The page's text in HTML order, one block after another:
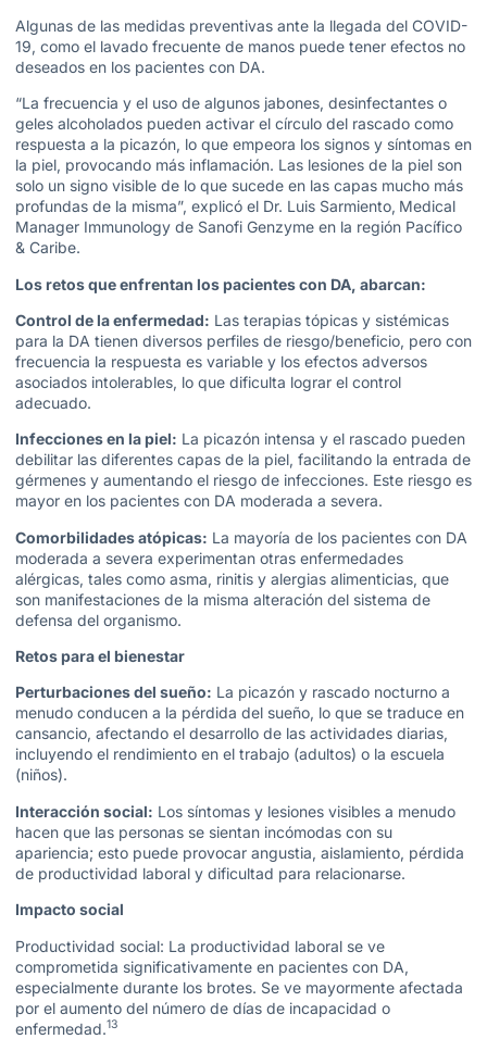
Algunas de las medidas preventivas ante la llegada del COVID-
19, como el lavado frecuente de manos puede tener efectos no
deseados en los pacientes con DA.
“La frecuencia y el uso de algunos jabones, desinfectantes o
geles alcoholados pueden activar el círculo del rascado como
respuesta a la picazón, lo que empeora los signos y síntomas en
la piel, provocando más inflamación. Las lesiones de la piel son
solo un signo visible de lo que sucede en las capas mucho más
profundas de la misma”, explicó el Dr. Luis Sarmiento, Medical
Manager Immunology de Sanofi Genzyme en la región Pacífico
& Caribe.
Los retos que enfrentan los pacientes con DA, abarcan:
Control de la enfermedad: Las terapias tópicas y sistémicas
para la DA tienen diversos perfiles de riesgo/beneficio, pero con
frecuencia la respuesta es variable y los efectos adversos
asociados intolerables, lo que dificulta lograr el control
adecuado.
Infecciones en la piel: La picazón intensa y el rascado pueden
debilitar las diferentes capas de la piel, facilitando la entrada de
gérmenes y aumentando el riesgo de infecciones. Este riesgo es
mayor en los pacientes con DA moderada a severa.
Comorbilidades atópicas: La mayoría de los pacientes con DA
moderada a severa experimentan otras enfermedades
alérgicas, tales como asma, rinitis y alergias alimenticias, que
son manifestaciones de la misma alteración del sistema de
defensa del organismo.
Retos para el bienestar
Perturbaciones del sueño: La picazón y rascado nocturno a
menudo conducen a la pérdida del sueño, lo que se traduce en
cansancio, afectando el desarrollo de las actividades diarias,
incluyendo el rendimiento en el trabajo (adultos) o la escuela
(niños).
Interacción social: Los síntomas y lesiones visibles a menudo
hacen que las personas se sientan incómodas con su
apariencia; esto puede provocar angustia, aislamiento, pérdida
de productividad laboral y dificultad para relacionarse.
Impacto social
Productividad social: La productividad laboral se ve
comprometida significativamente en pacientes con DA,
especialmente durante los brotes. Se ve mayormente afectada
por el aumento del número de días de incapacidad o
enfermedad.13